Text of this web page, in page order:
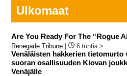
Ulkomaat
Are You Ready For The “Rogue
Renegade Tribune | 6 tuntia >
Venäläisten hakkerien tietomurto
suoran osallisuuden Kiovan
Venäjälle